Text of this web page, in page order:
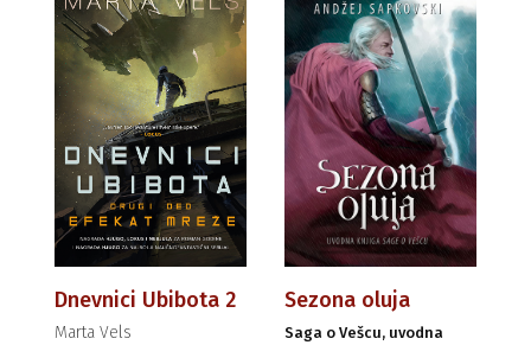
Dnevnici Ubibota 2
Marta Vels
Sezona oluja
Saga o Vešcu, uvodna